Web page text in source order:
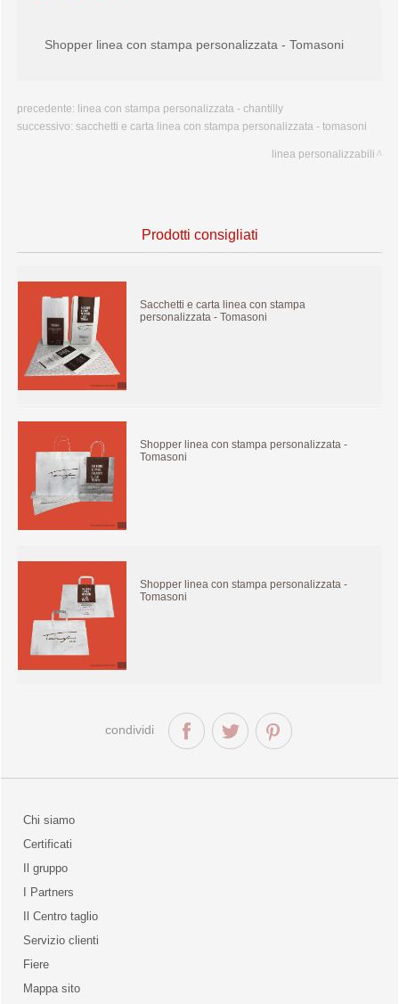
Shopper linea con stampa personalizzata - Tomasoni
precedente: linea con stampa personalizzata - chantilly
successivo: sacchetti e carta linea con stampa personalizzata - tomasoni
linea personalizzabili
Prodotti consigliati
Sacchetti e carta linea con stampa
personalizzata - Tomasoni
Shopper linea con stampa personalizzata -
Tomasoni
Shopper linea con stampa personalizzata -
Tomasoni
condividi
Chi siamo
qualità
Certificati
Il gruppo
I Partners
Il Centro taglio
Servizio clienti
Fiere
Mappa sito